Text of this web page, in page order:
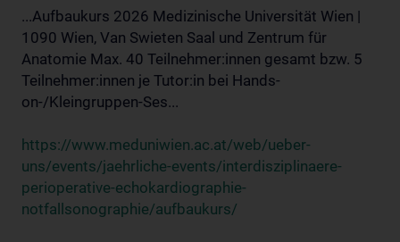
...Aufbaukurs 2026 Medizinische Universität Wien |
1090 Wien, Van Swieten Saal und Zentrum für
Anatomie Max. 40 Teilnehmer:innen gesamt bzw. 5
Teilnehmer:innen je Tutor:in bei Hands-
on-/Kleingruppen-Ses...
https://www.meduniwien.ac.at/web/ueber-
uns/events/jaehrliche-events/interdisziplinaere-
perioperative-echokardiographie-
notfallsonographie/aufbaukurs/